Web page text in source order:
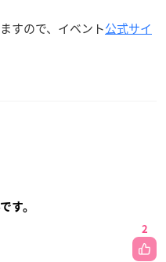
すので、イベント公式サイ
す。
2